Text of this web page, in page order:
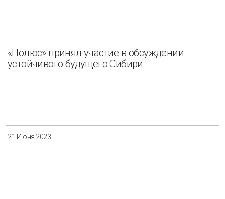
«Полюс» принял участие в обсуждении
устойчивого будущего Сибири
21 Июня 2023